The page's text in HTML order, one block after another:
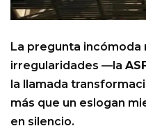
La pregunta incómoda
irregularidades —la
la llamada
más que un eslogan
en silencio.